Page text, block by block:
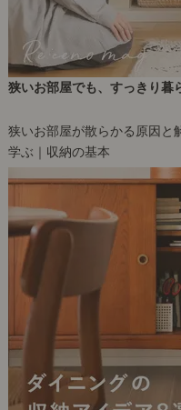
狭いお部屋でも、すっきり暮
狭いお部屋が散らかる原因と
学ぶ｜収納の基本